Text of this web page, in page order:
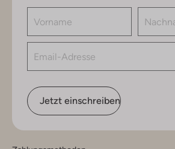
Jetzt einschreiben